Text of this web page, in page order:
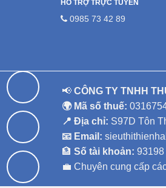
HỖ TRỢ TRỰC TUYẾN
0985 73 42 89
📢 CÔNG TY TNHH
🌍 Mã số thuế:
📍 Địa chỉ: S97D Tôn
📧 Email:
🏦 Số tài khoản:
💼 Chuyên cung cấp